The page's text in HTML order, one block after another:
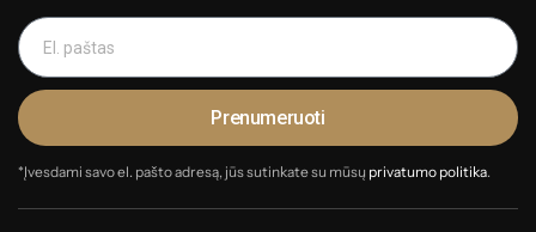
Prenumeruoti
*Įvesdami savo el. pašto adresą, jūs sutinkate su mūsų privatumo politika.